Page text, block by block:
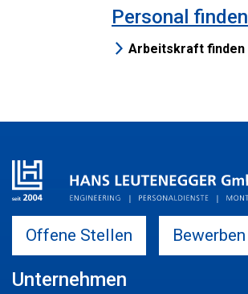
Personal finden
Arbeitskraft finden
Offene Stellen Bewerben
Unternehmen